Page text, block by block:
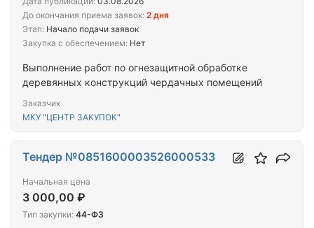
Выполнение работ по огнезащитной обработке
деревянных конструкций чердачных помещений
Заказчик
МКУ "ЦЕНТР ЗАКУПОК"
До окончания приема заявок: 2 дня
Этап: Начало подачи заявок
Закупка с обеспечением: Нет
Тендер №0851600003526000533
Начальная цена
3 000,00 ₽
Тип закупки: 44-ФЗ